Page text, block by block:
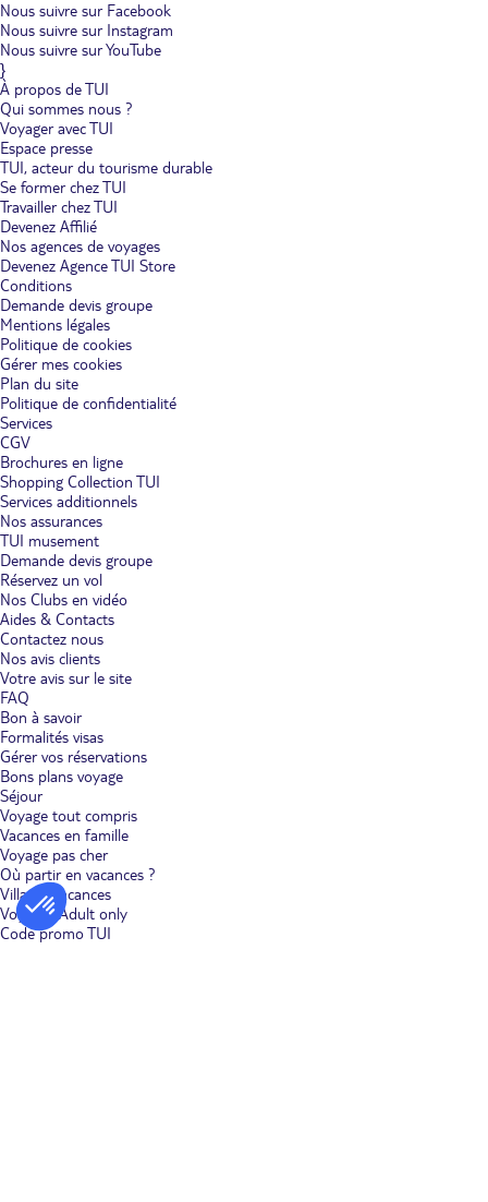
Nous suivre sur Facebook
Nous suivre sur Instagram
Nous suivre sur YouTube
}
À propos de TUI
Qui sommes nous ?
Voyager avec TUI
Espace presse
TUI, acteur du tourisme durable
Se former chez TUI
Travailler chez TUI
Devenez Affilié
Nos agences de voyages
Devenez Agence TUI Store
Conditions
Demande devis groupe
Mentions légales
Politique de cookies
Gérer mes cookies
Plan du site
Politique de confidentialité
Services
CGV
Brochures en ligne
Shopping Collection TUI
Services additionnels
Nos assurances
TUI musement
Demande devis groupe
Réservez un vol
Nos Clubs en vidéo
Aides & Contacts
Contactez nous
Nos avis clients
Votre avis sur le site
FAQ
Bon à savoir
Formalités visas
Gérer vos réservations
Bons plans voyage
Séjour
Voyage tout compris
Vacances en famille
Voyage pas cher
Où partir en vacances ?
Villages vacances
Voyages Adult only
Code promo TUI